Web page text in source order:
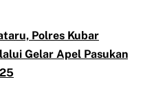
Polres Kubar
Gelar Apel Pasukan